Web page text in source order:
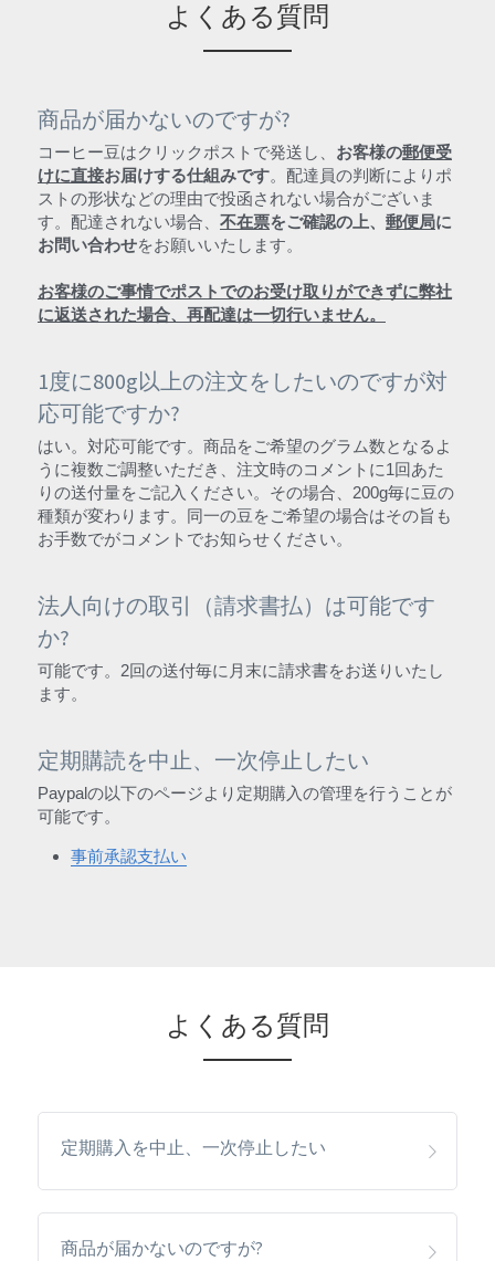
よくある質問
商品が届かないのですが?
コーヒー豆はクリックポストで発送し、 お客様の郵便受
けに直接お届けする仕組みです。配達員の判断によりポ
ストの形状などの理由で投函されない場合がございま
す。配達されない場合、 不在票をご確認の上、 郵便局に
お問い合わせをお願いいたします。
お客様のご事情でポストでのお受け取りができずに弊社
に返送された場合、再配達は一切行いません。
1度に800g以上の注文をしたいのですが対
応可能ですか?
はい。対応可能です。商品をご希望のグラム数となるよ
うに複数ご調整いただき、注文時のコメントに1回あた
りの送付量をご記入ください。その場合、200g毎に豆の
種類が変わります。同一の豆をご希望の場合はその旨も
お手数でがコメントでお知らせください。
法人向けの取引（請求書払）は可能です
か?
可能です。2回の送付毎に月末に請求書をお送りいたし
ます。
定期購読を中止、一次停止したい
Paypalの以下のページより定期購入の管理を行うことが
可能です。
事前承認支払い
よくある質問
定期購入を中止、一次停止したい
商品が届かないのですが?